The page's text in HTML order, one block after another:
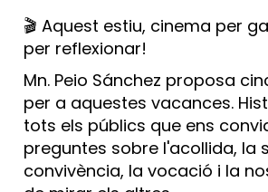
🎬 Aquest estiu, cinema per
per reflexionar!
Mn. Peio Sánchez proposa
per a aquestes vacances.
tots els públics que ens
preguntes sobre l'acollida, la
convivència, la vocació i la